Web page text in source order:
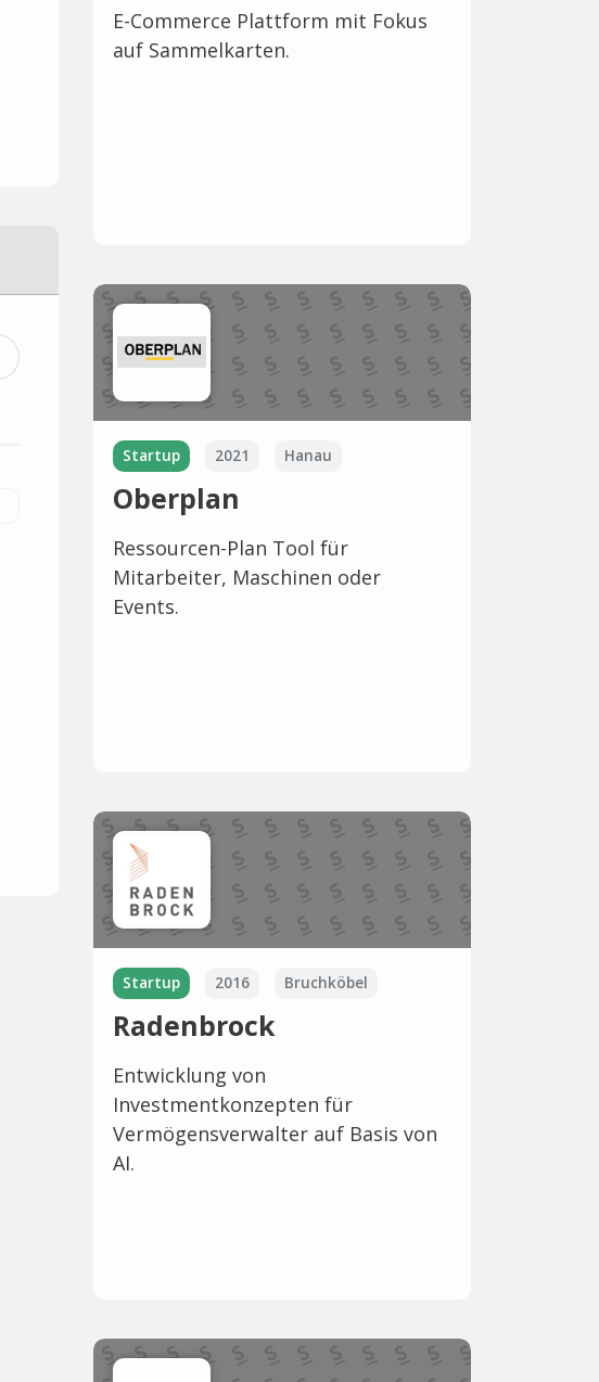
E-Commerce Plattform mit Fokus
auf Sammelkarten.
Startup 2021 Hanau
Oberplan
Ressourcen-Plan Tool für
Mitarbeiter, Maschinen oder
Events.
Startup 2016 Bruchköbel
Radenbrock
Entwicklung von
Investmentkonzepten für
Vermögensverwalter auf Basis von
AI.